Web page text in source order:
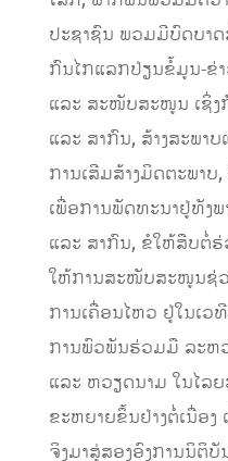
ປະຊາຊົນ ພວມມີບົດບາ
ກົນໄກແລກປ່ຽນຂໍ້ມູນ-ຂ່
ແລະ ສະໜັບສະໜູນ ເຊິ່ງ
ແລະ ສາກົນ, ສ້າງສະພາ
ການເສີມສ້າງມິດຕະພາ
ເພື່ອການພັດທະນາຢູ່ທັງ
ແລະ ສາກົນ, ຂໍໃຫ້ສືບຕໍ່
ໃຫ້ການສະໜັບສະໜູນຊ່
ການເຄື່ອນໄຫວ ຢູ່ໃນເວ
ການພົວພັນຮ່ວມມື ລະຫວ່
ແລະ ຫວຽດນາມ ໃນໄລ
ຂະຫຍາຍຂຶ້ນຢ່າງຕໍ່ເນື່ອງ
ຈິງມາສູ່ສອງອົງການນິຕິບັ